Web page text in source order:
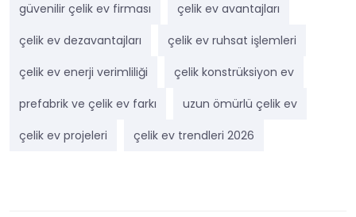
güvenilir çelik ev firması
çelik ev avantajları
çelik ev dezavantajları
çelik ev ruhsat işlemleri
çelik ev enerji verimliliği
çelik konstrüksiyon ev
prefabrik ve çelik ev farkı
uzun ömürlü çelik ev
çelik ev projeleri
çelik ev trendleri 2026